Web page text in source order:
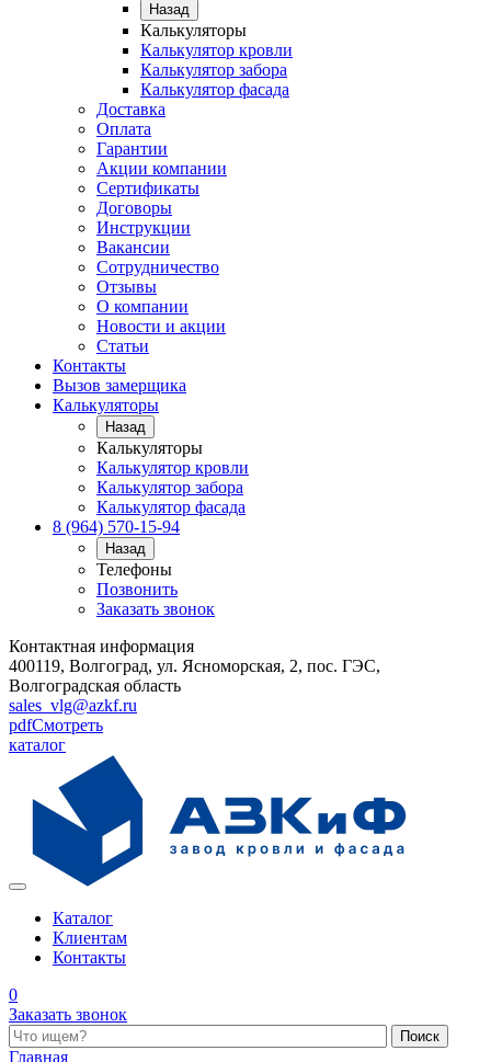
Назад
Калькуляторы
Калькулятор кровли
Калькулятор забора
Калькулятор фасада
Доставка
Оплата
Гарантии
Акции компании
Сертификаты
Договоры
Инструкции
Вакансии
Сотрудничество
Отзывы
О компании
Новости и акции
Статьи
Контакты
Вызов замерщика
Калькуляторы
Назад
Калькуляторы
Калькулятор кровли
Калькулятор забора
Калькулятор фасада
8 (964) 570-15-94
Назад
Телефоны
Позвонить
Заказать звонок
Контактная информация
400119, Волгоград, ул. Ясноморская, 2, пос. ГЭС,
Волгоградская область
sales_vlg@azkf.ru
pdfСмотреть
каталог
Каталог
Клиентам
Контакты
0
Заказать звонок
Поиск по каталогу
Главная